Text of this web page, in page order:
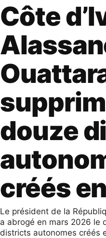
Côte
douze
créés
Le président de la
a abrogé en mars 2026 le
districts autonomes créés